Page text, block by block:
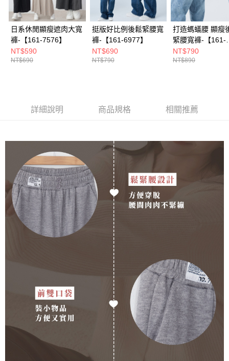
日系休閒顯瘦遮肉大寬
褲-【161-7576】
NT$590
NT$690
挺版好比例後鬆緊腰寬
褲-【161-6977】
NT$690
NT$790
打造螞蟻腰 顯瘦
緊腰寬褲-【161-
6934】
NT$790
NT$890
詳細說明 商品規格 相關推薦